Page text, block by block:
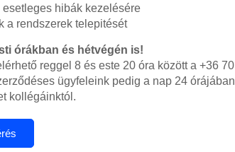
hibák kezelésére
a rendszerek telepitését
órákban és hétvégén is!
reggel 8 és este 20 óra között a +36 70
ügyfeleink pedig a nap 24 órájában
kollégáinktól.